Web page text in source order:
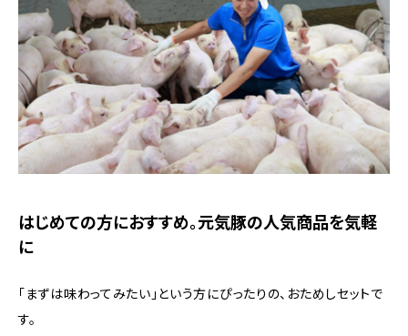
はじめての方におすすめ。元気豚の人気商品を気軽
に
「まずは味わってみたい」という方にぴったりの、おためしセットで
す。